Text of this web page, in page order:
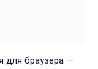
для браузера —